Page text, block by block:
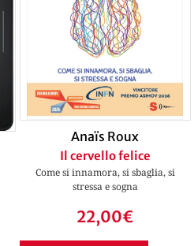
Anaïs Roux
Il cervello felice
Come si innamora, si sbaglia, si
stressa e sogna
22,00€